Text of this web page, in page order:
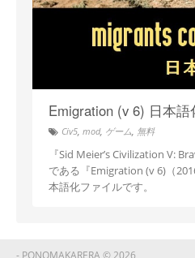
Emigration (v 6) 日本
Civ5, mod, ゲーム, 無料
『Sid Meier’s Civilization V:
である『Emigration (v 6)（
本語化ファイルです。
- PONOMAKARERA © 2026